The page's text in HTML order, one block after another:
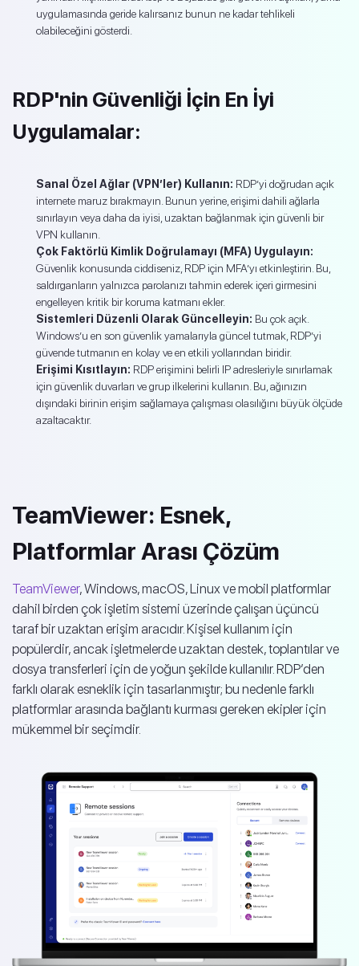
uygulamasında geride kalırsanız bunun ne kadar tehlikeli
olabileceğini gösterdi.
RDP'nin Güvenliği İçin En İyi
Uygulamalar:
Sanal Özel Ağlar (VPN’ler) Kullanın: RDP’yi doğrudan açık
internete maruz bırakmayın. Bunun yerine, erişimi dahili ağlarla
sınırlayın veya daha da iyisi, uzaktan bağlanmak için güvenli bir
VPN kullanın.
Çok Faktörlü Kimlik Doğrulamayı (MFA) Uygulayın:
Güvenlik konusunda ciddiseniz, RDP için MFA’yı etkinleştirin. Bu,
saldırganların yalnızca parolanızı tahmin ederek içeri girmesini
engelleyen kritik bir koruma katmanı ekler.
Sistemleri Düzenli Olarak Güncelleyin: Bu çok açık.
Windows’u en son güvenlik yamalarıyla güncel tutmak, RDP’yi
güvende tutmanın en kolay ve en etkili yollarından biridir.
Erişimi Kısıtlayın: RDP erişimini belirli IP adresleriyle sınırlamak
için güvenlik duvarları ve grup ilkelerini kullanın. Bu, ağınızın
dışındaki birinin erişim sağlamaya çalışması olasılığını büyük ölçüde
azaltacaktır.
TeamViewer: Esnek,
Platformlar Arası Çözüm
TeamViewer, Windows, macOS, Linux ve mobil platformlar
dahil birden çok işletim sistemi üzerinde çalışan üçüncü
taraf bir uzaktan erişim aracıdır. Kişisel kullanım için
popülerdir, ancak işletmelerde uzaktan destek, toplantılar ve
dosya transferleri için de yoğun şekilde kullanılır. RDP’den
farklı olarak esneklik için tasarlanmıştır; bu nedenle farklı
platformlar arasında bağlantı kurması gereken ekipler için
mükemmel bir seçimdir.